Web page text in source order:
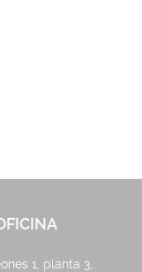
los Leones